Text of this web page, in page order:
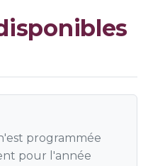
programmée
pour l'année